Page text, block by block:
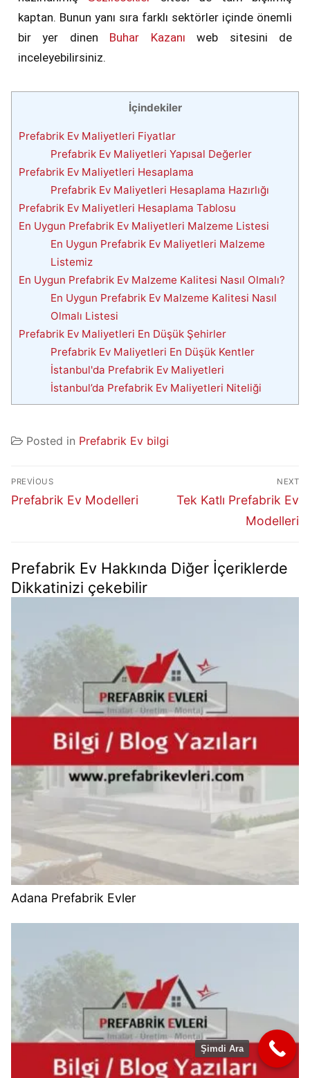
kaptan. Bunun yanı sıra farklı sektörler içinde önemli
bir yer dinen Buhar Kazanı web sitesini de
inceleyebilirsiniz.
İçindekiler
Prefabrik Ev Maliyetleri Fiyatlar
Prefabrik Ev Maliyetleri Yapısal Değerler
Prefabrik Ev Maliyetleri Hesaplama
Prefabrik Ev Maliyetleri Hesaplama Hazırlığı
Prefabrik Ev Maliyetleri Hesaplama Tablosu
En Uygun Prefabrik Ev Maliyetleri Malzeme Listesi
En Uygun Prefabrik Ev Maliyetleri Malzeme
Listemiz
En Uygun Prefabrik Ev Malzeme Kalitesi Nasıl Olmalı?
En Uygun Prefabrik Ev Malzeme Kalitesi Nasıl
Olmalı Listesi
Prefabrik Ev Maliyetleri En Düşük Şehirler
Prefabrik Ev Maliyetleri En Düşük Kentler
İstanbul'da Prefabrik Ev Maliyetleri
İstanbul’da Prefabrik Ev Maliyetleri Niteliği
Posted in Prefabrik Ev bilgi
PREVIOUS
Prefabrik Ev Modelleri
NEXT
Tek Katlı Prefabrik Ev
Modelleri
Prefabrik Ev Hakkında Diğer İçeriklerde
Dikkatinizi çekebilir
Adana Prefabrik Evler
Şimdi Ara